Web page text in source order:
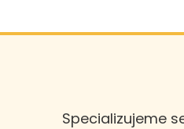
Specializujeme